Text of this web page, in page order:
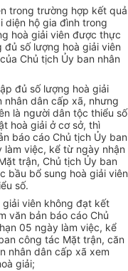
trong trường hợp kết quả
diện hộ gia đình trong
hoà giải viên được thực
số lượng hoà giải viên
Chủ tịch Ủy ban nhân
đủ số lượng hoà giải
nhân dân cấp xã, nhưng
là người dân tộc thiểu số
hoà giải ở cơ sở, thì
báo cáo Chủ tịch Ủy ban
làm việc, kể từ ngày nhận
trận, Chủ tịch Ủy ban
bầu bổ sung hoà giải viên
số.
giải viên không đạt kết
văn bản báo cáo Chủ
05 ngày làm việc, kể
công tác Mặt trận, căn
nhân dân cấp xã xem
giải;